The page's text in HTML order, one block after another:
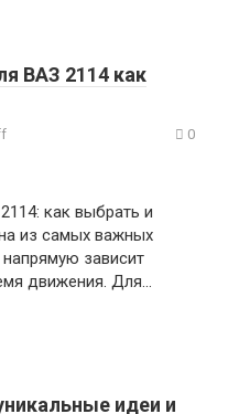
ВАЗ 2114 как
0
как выбрать и
из самых важных
зависит
движения. Для…
идеи и